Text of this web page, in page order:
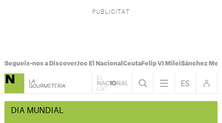
Segueix-nos a DiscoverJoc El Nacional CeutaFelip VI MileiSánchez
DIA MUNDIAL